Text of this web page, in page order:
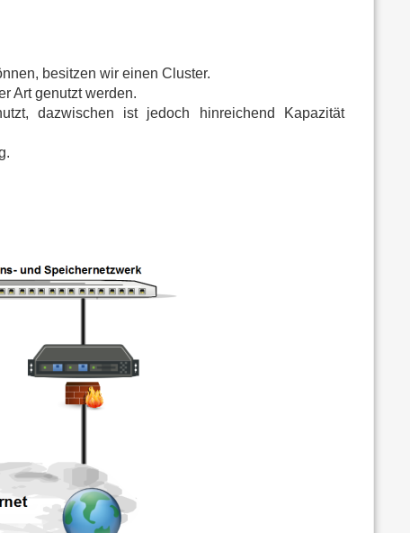
besitzen wir einen Cluster.
Art genutzt werden.
dazwischen ist jedoch hinreichend Kapazität